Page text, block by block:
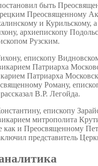
быть
Преосвященному
и Курильскому, а
архиепископу
Рузским.
епископу
Патриарха
Патриарха
Роману,
В.Р. Легойда.
епископу
митрополита
как и Преосвященному
представитель